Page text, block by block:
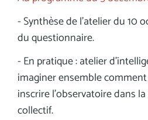
- Synthèse de l’atelier du 10
du questionnaire.
- En pratique : atelier
imaginer ensemble
inscrire l’observatoire dans
collectif.